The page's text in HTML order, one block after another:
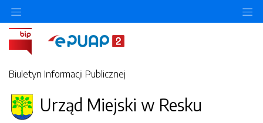
Biuletyn Informacji Publicznej
Urząd Miejski w Resku